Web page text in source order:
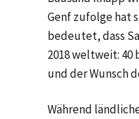
Genf zufolge hat
bedeutet, dass
2018 weltweit:
und der Wunsch
Während